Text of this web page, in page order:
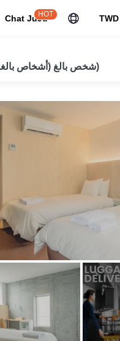
Chat JuJu
HOT TWD
2شخص بالغ (أشخاص بالغون) 0 أطفال)